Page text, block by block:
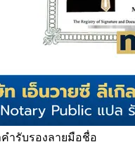
ำรับรองลายมือชื่อ